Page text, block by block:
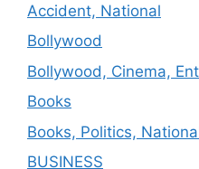
Accident, National
Bollywood
Bollywood, Cinema,
Books
Books, Politics,
BUSINESS